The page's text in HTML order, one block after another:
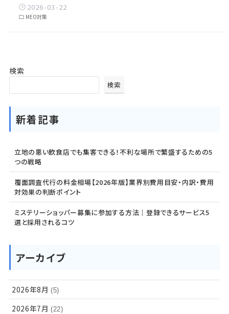
2026-03-22
MEO対策
検索
検索
新着記事
立地の悪い飲食店でも集客できる！不利な場所で繁盛するための5
つの戦略
覆面調査代行の料金相場【2026年版】業界別費用目安・内訳・費用
対効果の判断ポイント
ミステリーショッパー募集に参加する方法｜登録できるサービス5
選と採用されるコツ
アーカイブ
2026年8月 (5)
2026年7月 (22)